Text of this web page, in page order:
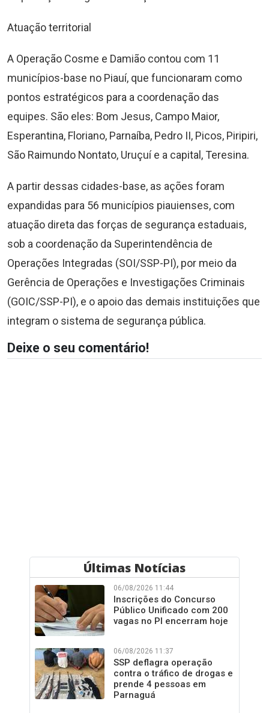
Atuação territorial
A Operação Cosme e Damião contou com 11
municípios-base no Piauí, que funcionaram como
pontos estratégicos para a coordenação das
equipes. São eles: Bom Jesus, Campo Maior,
Esperantina, Floriano, Parnaíba, Pedro II, Picos, Piripiri,
São Raimundo Nontato, Uruçuí e a capital, Teresina.
A partir dessas cidades-base, as ações foram
expandidas para 56 municípios piauienses, com
atuação direta das forças de segurança estaduais,
sob a coordenação da Superintendência de
Operações Integradas (SOI/SSP-PI), por meio da
Gerência de Operações e Investigações Criminais
(GOIC/SSP-PI), e o apoio das demais instituições que
integram o sistema de segurança pública.
Deixe o seu comentário!
Últimas Notícias
06/08/2026 11:44
Inscrições do Concurso
Público Unificado com 200
vagas no PI encerram hoje
06/08/2026 11:37
SSP deflagra operação
contra o tráfico de drogas e
prende 4 pessoas em
Parnaguá